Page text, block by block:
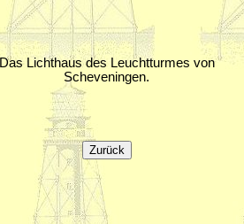
Das Lichthaus des Leuchtturmes von
Scheveningen.